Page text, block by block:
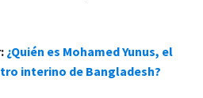
¿Quién es Mohamed Yunus, el
interino de Bangladesh?